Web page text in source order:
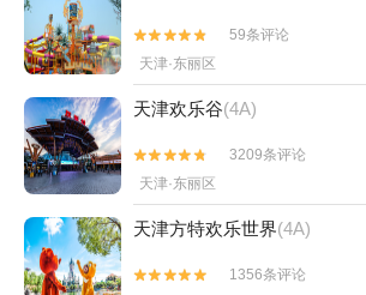


59条评论
天津·东丽区
天津欢乐谷(4A)


3209条评论
天津·东丽区
天津方特欢乐世界(4A)


1356条评论